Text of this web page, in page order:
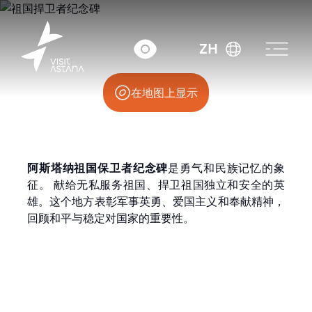
ZH
在地图上显示
阿斯塔纳祖国保卫者纪念碑是勇气和民族记忆的象
征。
献给无私服务祖国、捍卫祖国独立和安全的英
雄。这个地方表彰军事英勇、爱国主义和奉献精神，
回顾和平与稳定对国家的重要性。